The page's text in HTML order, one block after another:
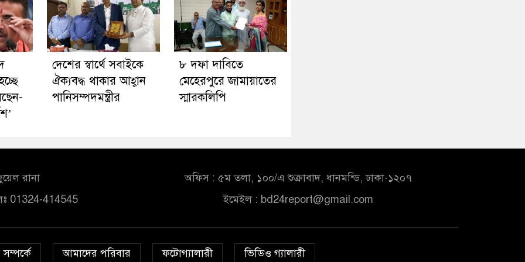
দেশের স্বার্থে সবাইকে
ঐক্যবদ্ধ থাকার আহ্বান
পানিসম্পদমন্ত্রীর
৮ দফা দাবিতে
মেহেরপুরে জামায়াতের
স্মারকলিপি
রানা
01324-414545
অফিস : ৫ম তলা, ১০০/এ শুক্রাবাদ, ধানমন্ডি, ঢাকা-১২০৭
ইমেইল : bd24report@gmail.com
আমাদের পরিবার ফটোগ্যালারী ভিডিও গ্যালারী